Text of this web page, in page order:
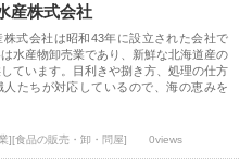
産株式会社
株式会社は昭和43年に設立された会社で
水産物卸売業であり、新鮮な北海道産の
ています。目利きや捌き方、処理の仕方
人たちが対応しているので、海の恵みを
][食品の販売・卸・問屋] 0views